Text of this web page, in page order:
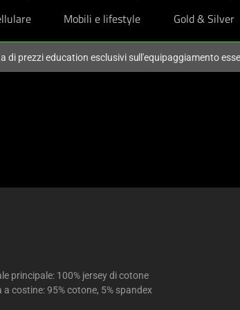
Mobili e lifestyle Gold & Silver
di prezzi education esclusivi sull'equipaggiamento
principale: 100% jersey di cotone
a costine: 95% cotone, 5% spandex